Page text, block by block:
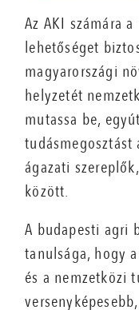
Az AKI számára
lehetőséget
magyarországi
helyzetét
mutassa be,
tudásmegosztást
ágazati
között.
A budapesti agri
tanulsága, hogy
és a nemzetközi